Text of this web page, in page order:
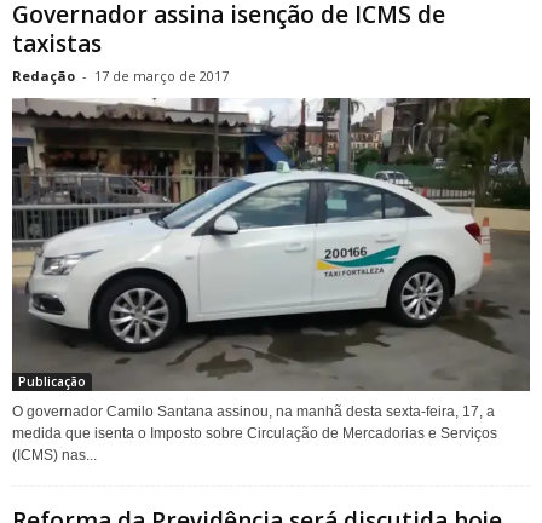
Governador assina isenção de ICMS de
taxistas
Redação - 17 de março de 2017
Publicação
O governador Camilo Santana assinou, na manhã desta sexta-feira, 17, a
medida que isenta o Imposto sobre Circulação de Mercadorias e Serviços
(ICMS) nas...